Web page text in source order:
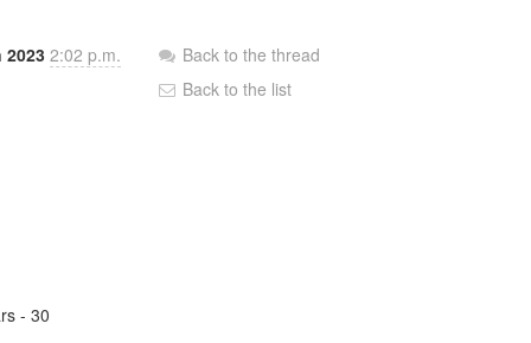
2023 2:02 p.m.
- 30
Back to the thread
Back to the list